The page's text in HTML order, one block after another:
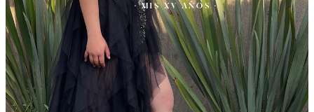
· MIS XV AÑOS ·